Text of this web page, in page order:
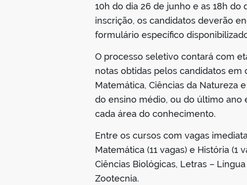
10h do dia 26 de junho e as 18h
inscrição, os candidatos deverão
formulário específico
O processo seletivo contará com
notas obtidas pelos candidatos
Matemática, Ciências da Natureza
do ensino médio, ou do último ano
cada área do conhecimento.
Entre os cursos com vagas
Matemática (11 vagas) e História
Ciências Biológicas, Letras –
Zootecnia.